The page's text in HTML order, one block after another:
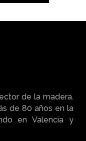
de la madera.
de 80 años en la
en Valencia y